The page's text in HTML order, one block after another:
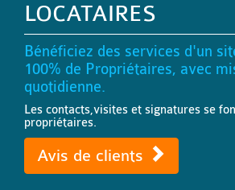
LOCATAIRES
Bénéficiez des services d'un
100% de Propriétaires, avec
quotidienne.
Les contacts,visites et signatures se
propriétaires.
Avis de clients